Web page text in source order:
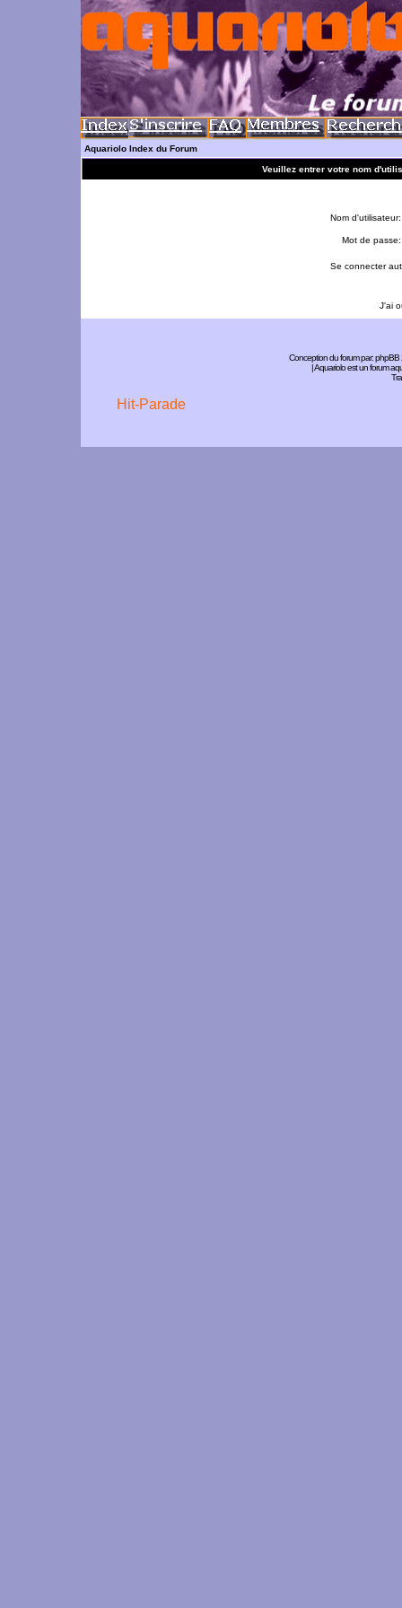
Aquariolo Index du Forum
Veuillez entrer votre nom
Nom d'utilisateur:
Mot de passe:
Se connecter
J'ai
Conception du forum par:phpBB
| Aquariolo est un forum